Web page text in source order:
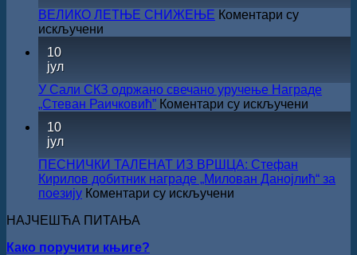
издања
на
српском
ЖИЧКЕ
ХРИСОВУЉЕ
ЗА
ВЕЛИКО ЛЕТЊЕ СНИЖЕЊЕ Коментари су
искључени
10
јул
У Сали СКЗ одржано свечано уручење Награде
„Стеван Раичковић” Коментари су искључени
свечано
10
јул
ПЕСНИЧКИ ТАЛЕНАТ ИЗ ВРШЦА: Стефан
Кирилов добитник награде „Милован Данојлић“ за
поезију Коментари су искључени
НАЈЧЕШЋА ПИТАЊА
Како поручити књиге?